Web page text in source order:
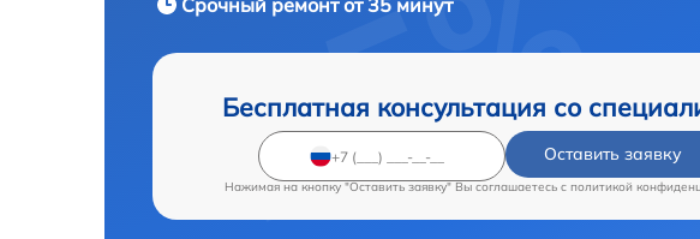
Срочный ремонтот 35 минут
Бесплатная консультация со
Оставить заявку
Нажимая на кнопку "Оставить заявку" Вы соглашаетесь c политикой